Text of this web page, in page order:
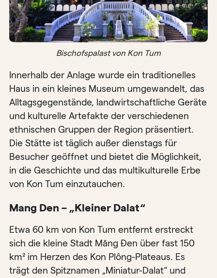
Bischofspalast von Kon Tum
Innerhalb der Anlage wurde ein traditionelles
Haus in ein kleines Museum umgewandelt, das
Alltagsgegenstände, landwirtschaftliche Geräte
und kulturelle Artefakte der verschiedenen
ethnischen Gruppen der Region präsentiert.
Die Stätte ist täglich außer dienstags für
Besucher geöffnet und bietet die Möglichkeit,
in die Geschichte und das multikulturelle Erbe
von Kon Tum einzutauchen.
Mang Den – „Kleiner Dalat“
Etwa 60 km von Kon Tum entfernt erstreckt
sich die kleine Stadt Măng Đen über fast 150
km² im Herzen des Kon Plông-Plateaus. Es
trägt den Spitznamen „Miniatur-Dalat“ und